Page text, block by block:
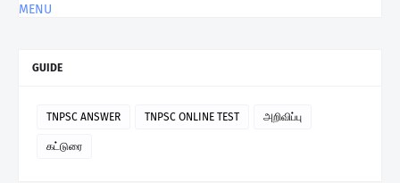
MENU
GUIDE
TNPSC ANSWER TNPSC ONLINE TEST அறிவிப்பு
கட்டுரை